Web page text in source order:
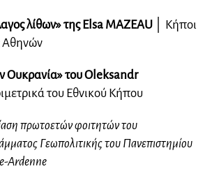
λίθων» της Elsa MAZEAU │ Κήποι
Αθηνών
Ουκρανία» του Oleksandr
του Εθνικού Κήπου
πρωτοετών φοιτητών του
Γεωπολιτικής του Πανεπιστημίου
Ardenne